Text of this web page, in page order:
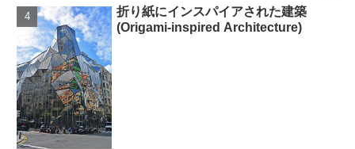
折り紙にインスパイアされた建築
(Origami-inspired Architecture)